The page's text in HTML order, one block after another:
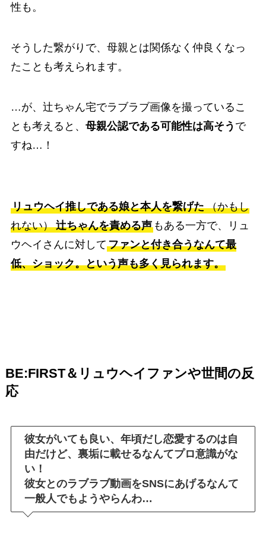
性も。
そうした繋がりで、母親とは関係なく仲良くなっ
たことも考えられます。
…が、辻ちゃん宅でラブラブ画像を撮っているこ
とも考えると、 母親公認である可能性は高そう で
すね…！
リュウヘイ推しである娘と本人を繋げた （かもし
れない） 辻ちゃんを責める声もある一方で、リュ
ウヘイさんに対してファンと付き合うなんて最
低、ショック。という声も多く見られます。
BE:FIRST＆リュウヘイファンや世間の反
応
彼女がいても良い、年頃だし恋愛するのは自
由だけど、裏垢に載せるなんてプロ意識がな
い！
彼女とのラブラブ動画をSNSにあげるなんて
一般人でもようやらんわ…